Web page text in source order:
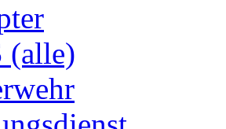
(alle)